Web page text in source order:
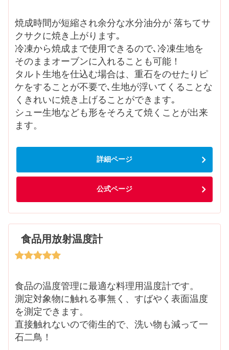
焼成時間が短縮され余分な水分油分が 落ちてサ
クサクに焼き上がります｡
冷凍から焼成まで使用できるので､冷凍生地を
そのままオーブンに入れることも可能！
タルト生地を仕込む場合は、重石をのせたりピ
ケをすることが不要で､生地が浮いてくることな
くきれいに焼き上げることができます｡
シュー生地なども形をそろえて焼くことが出来
ます。
詳細ページ
公式ページ
食品用放射温度計
食品の温度管理に最適な料理用温度計です。
測定対象物に触れる事無く、すばやく表面温度
を測定できます。
直接触れないので衛生的で、洗い物も減って一
石二鳥！